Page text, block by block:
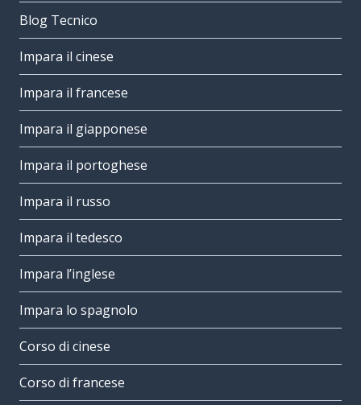
Blog Tecnico
Impara il cinese
Impara il francese
Impara il giapponese
Impara il portoghese
Impara il russo
Impara il tedesco
Impara l’inglese
Impara lo spagnolo
Corso di cinese
Corso di francese